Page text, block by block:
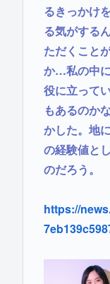
るきっかけ
る気がする
ただくこと
か…私の中に
役に立って
もあるのか
かした。地
の経験値と
のだろう。
https://